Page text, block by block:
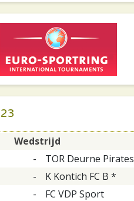
Wedstrijd
- TOR Deurne Pirates
- K Kontich FC B *
- FC VDP Sport